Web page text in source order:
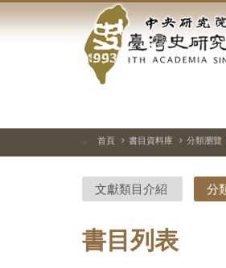
到
中
央
研
院-
臺
灣
史
::: 首頁 書目資料庫 分類瀏覽
文獻類目介紹 分
書目列表